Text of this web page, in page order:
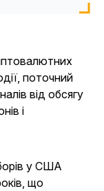
поточний
від обсягу
і
у США
що